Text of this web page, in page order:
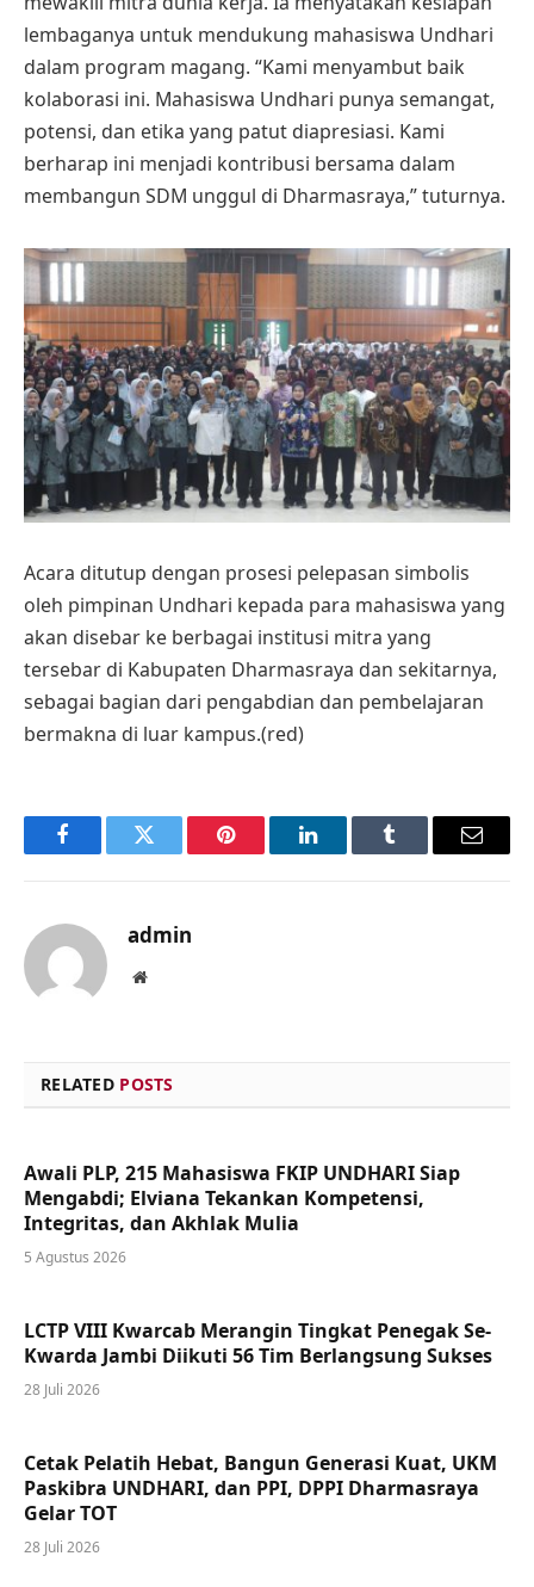
lembaganya untuk mendukung mahasiswa Undhari
dalam program magang. “Kami menyambut baik
kolaborasi ini. Mahasiswa Undhari punya semangat,
potensi, dan etika yang patut diapresiasi. Kami
berharap ini menjadi kontribusi bersama dalam
membangun SDM unggul di Dharmasraya,” tuturnya.
Acara ditutup dengan prosesi pelepasan simbolis
oleh pimpinan Undhari kepada para mahasiswa yang
akan disebar ke berbagai institusi mitra yang
tersebar di Kabupaten Dharmasraya dan sekitarnya,
sebagai bagian dari pengabdian dan pembelajaran
bermakna di luar kampus.(red)
FacebookTwitter Pinterest LinkedInTumblr Email
admin
Website
RELATED POSTS
Awali PLP, 215 Mahasiswa FKIP UNDHARI Siap
Mengabdi; Elviana Tekankan Kompetensi,
Integritas, dan Akhlak Mulia
5 Agustus 2026
LCTP VIII Kwarcab Merangin Tingkat Penegak Se-
Kwarda Jambi Diikuti 56 Tim Berlangsung Sukses
28 Juli 2026
Cetak Pelatih Hebat, Bangun Generasi Kuat, UKM
Paskibra UNDHARI, dan PPI, DPPI Dharmasraya
Gelar TOT
28 Juli 2026